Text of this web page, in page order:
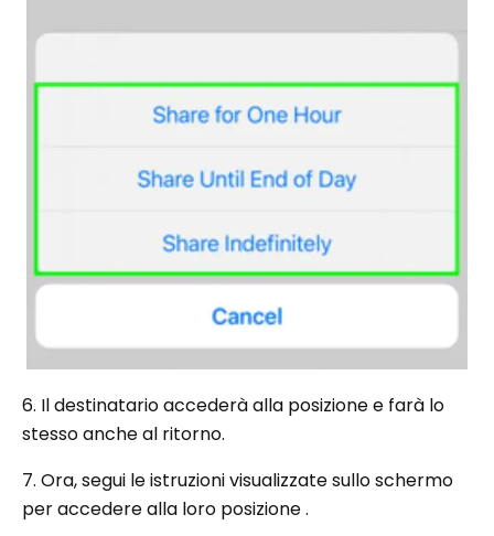
6. Il destinatario accederà alla posizione e farà lo
stesso anche al ritorno.
7. Ora, segui le istruzioni visualizzate sullo schermo
per accedere alla loro posizione .